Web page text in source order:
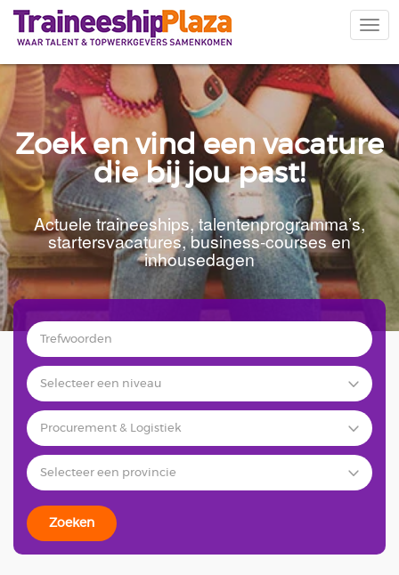
Overslaan
naar
inhoud
gaan
Zoek en vind een vacature
die bij jou past!
Actuele traineeships, talentenprogramma’s,
startersvacatures, business-courses en
inhousedagen
Zoeken